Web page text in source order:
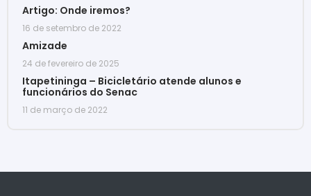
Artigo: Onde iremos?
16 de setembro de 2022
Amizade
24 de fevereiro de 2025
Itapetininga – Bicicletário atende alunos e
funcionários do Senac
11 de março de 2022